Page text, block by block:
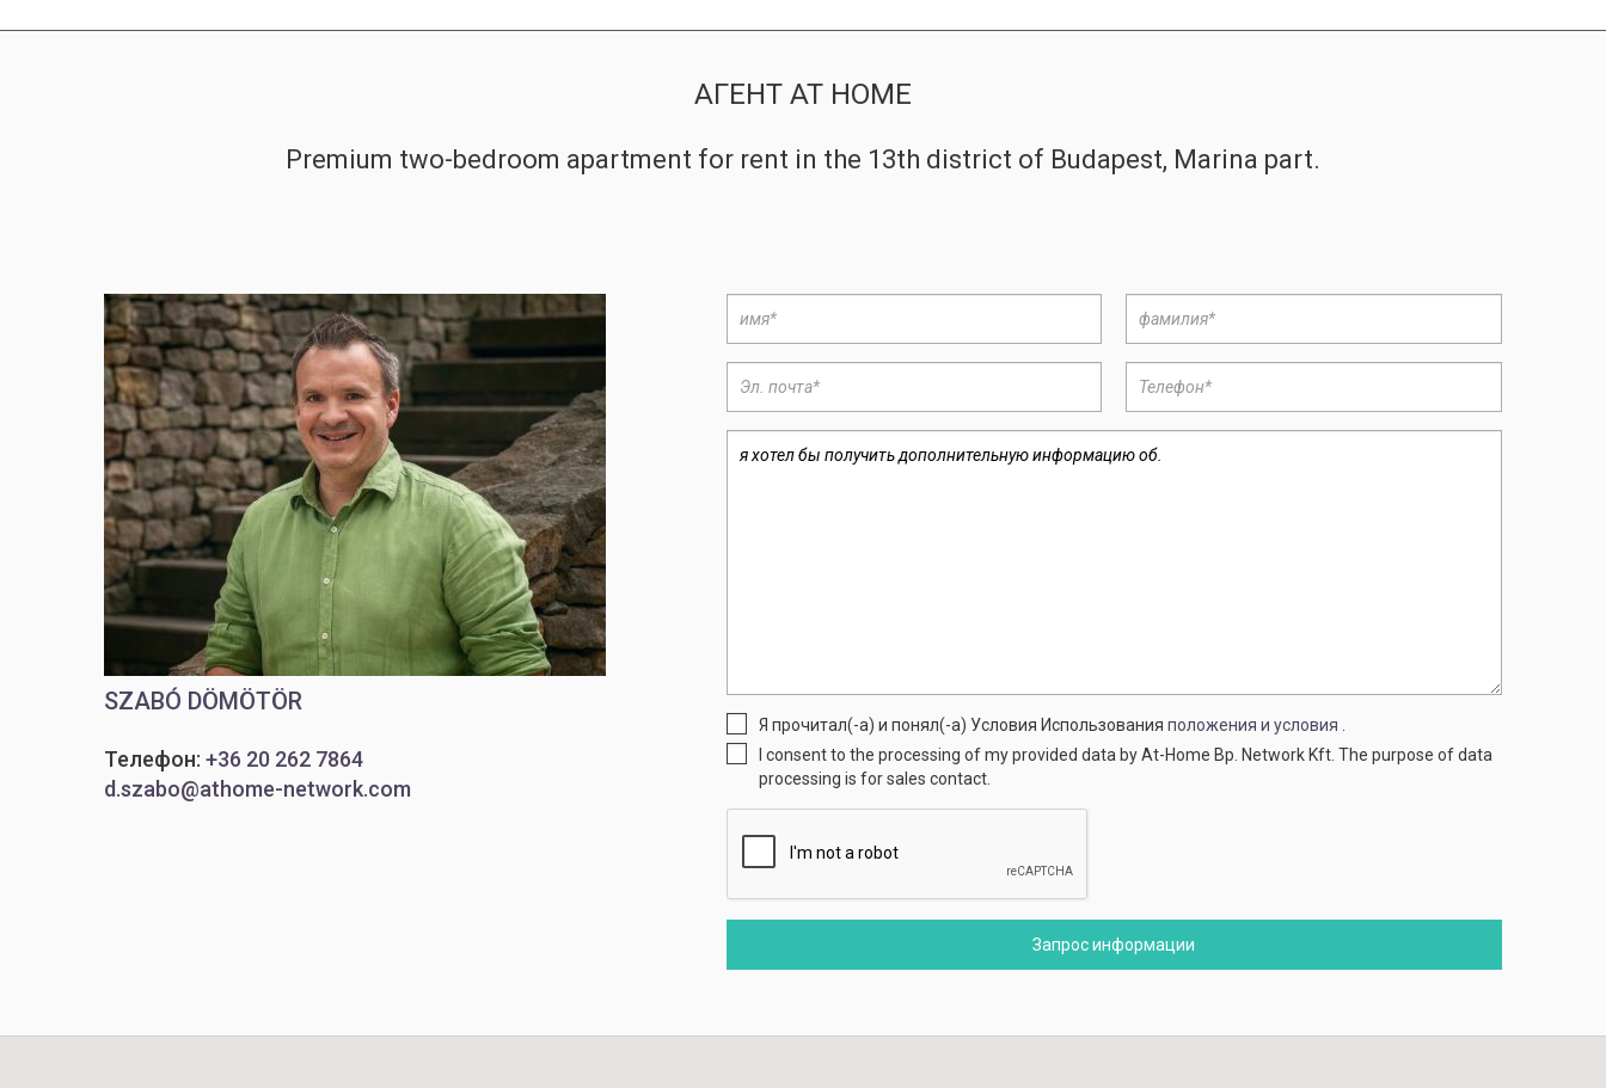
АГЕНТ AT HOME
Premium two-bedroom apartment for rent in the 13th district of Budapest, Marina part.
SZABÓ DÖMÖTÖR
Телефон: +36 20 262 7864
d.szabo@athome-network.com
Я прочитал(-а) и понял(-а) Условия Использования положения и условия
I consent to the processing of my provided data by At-Home Bp. Network Kft. The purpose of data
processing is for sales contact.
Запрос информации